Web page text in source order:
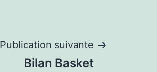
Publication suivante
Bilan Basket